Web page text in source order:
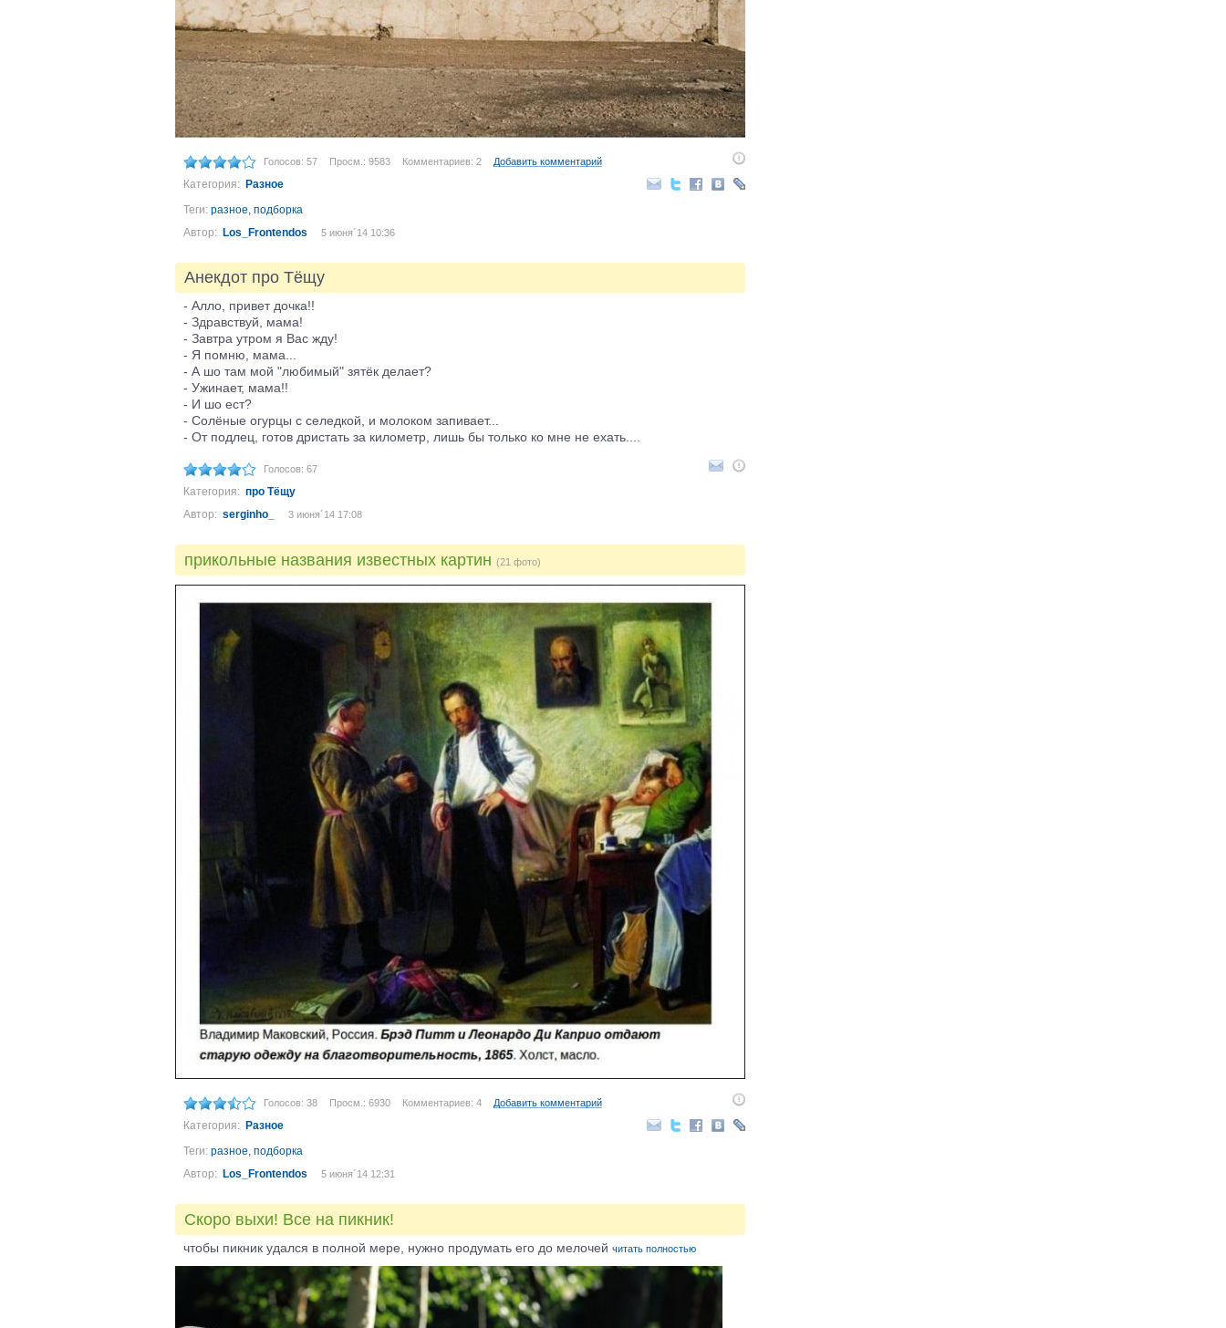
Голосов: 57 Просм.: 9583 Комментариев: 2 Добавить комментарий
Категория: Разное
Теги: разное, подборка
Автор: Los_Frontendos 5 июня´14 10:36
Анекдот про Тёщу
- Алло, привет дочка!!
- Здравствуй, мама!
- Завтра утром я Вас жду!
- Я помню, мама...
- А шо там мой "любимый" зятёк делает?
- Ужинает, мама!!
- И шо ест?
- Солёные огурцы с селедкой, и молоком запивает...
- От подлец, готов дристать за километр, лишь бы только ко мне не ехать....
Голосов: 67
Категория: про Тёщу
Автор: serginho_ 3 июня´14 17:08
прикольные названия известных картин (21 фото)
Голосов: 38 Просм.: 6930 Комментариев: 4 Добавить комментарий
Категория: Разное
Теги: разное, подборка
Автор: Los_Frontendos 5 июня´14 12:31
Скоро выхи! Все на пикник!
чтобы пикник удался в полной мере, нужно продумать его до мелочей читать полностью